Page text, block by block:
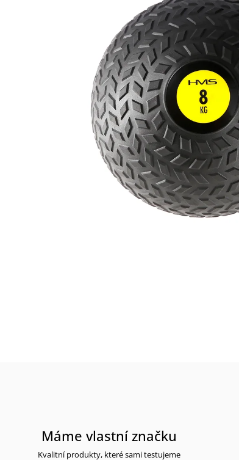
Máme vlastní značku
Kvalitní produkty, které sami testujeme